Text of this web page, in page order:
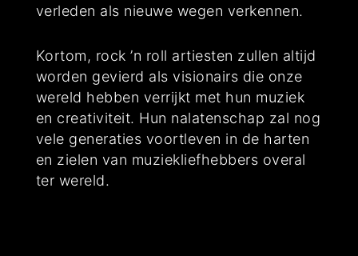
verleden als nieuwe wegen verkennen.
Kortom, rock ’n roll artiesten zullen altijd
worden gevierd als visionairs die onze
wereld hebben verrijkt met hun muziek
en creativiteit. Hun nalatenschap zal nog
vele generaties voortleven in de harten
en zielen van muziekliefhebbers overal
ter wereld.